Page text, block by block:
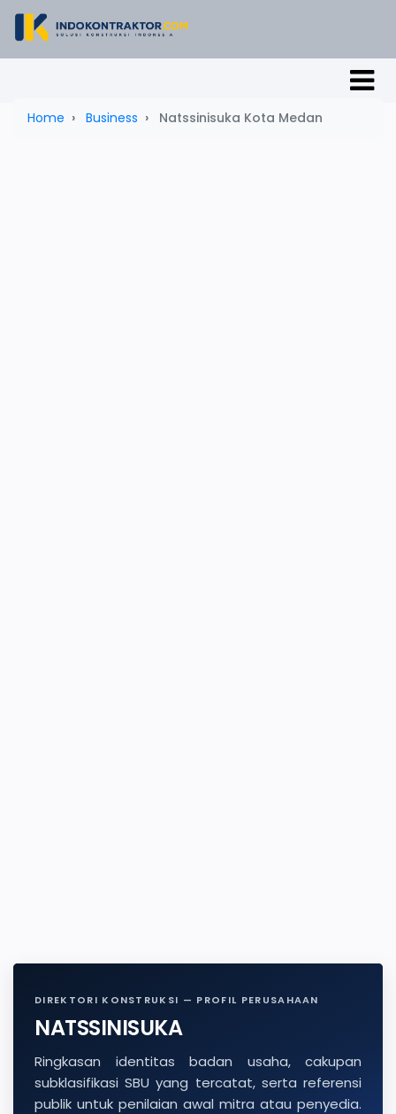
Home Business Natssinisuka Kota Medan
DIREKTORI KONSTRUKSI — PROFIL PERUSAHAAN
NATSSINISUKA
Ringkasan identitas badan usaha, cakupan
subklasifikasi SBU yang tercatat, serta referensi
publik untuk penilaian awal mitra atau penyedia.